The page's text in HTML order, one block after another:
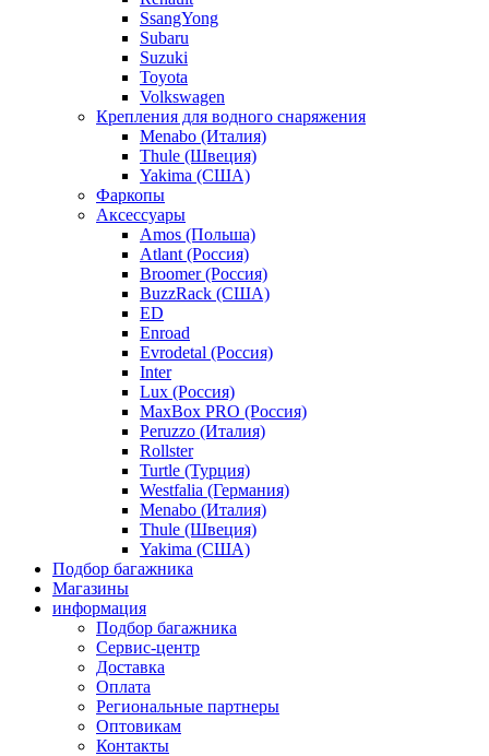
SsangYong
Subaru
Suzuki
Toyota
Volkswagen
Крепления для водного снаряжения
Menabo (Италия)
Thule (Швеция)
Yakima (США)
Фаркопы
Аксессуары
Amos (Польша)
Atlant (Россия)
Broomer (Россия)
BuzzRack (США)
ED
Enroad
Evrodetal (Россия)
Inter
Lux (Россия)
MaxBox PRO (Россия)
Peruzzo (Италия)
Rollster
Turtle (Турция)
Westfalia (Германия)
Menabo (Италия)
Thule (Швеция)
Yakima (США)
Подбор багажника
Магазины
информация
Подбор багажника
Сервис-центр
Доставка
Оплата
Региональные партнеры
Оптовикам
Контакты